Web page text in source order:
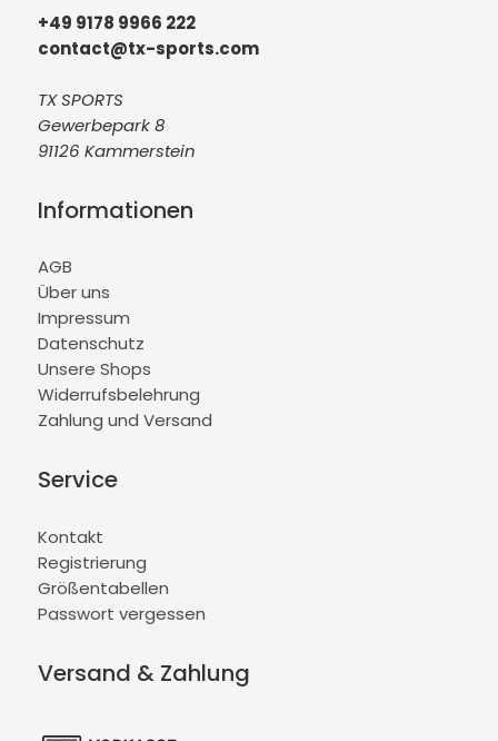
+49 9178 9966 222
contact@tx-sports.com
TX SPORTS
Gewerbepark 8
91126 Kammerstein
Informationen
AGB
Über uns
Impressum
Datenschutz
Unsere Shops
Widerrufsbelehrung
Zahlung und Versand
Service
Kontakt
Registrierung
Größentabellen
Passwort vergessen
Versand & Zahlung